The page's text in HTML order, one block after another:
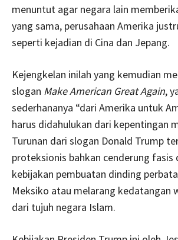
menuntut agar negara lain
yang sama, perusahaan Amerika
seperti kejadian di Cina dan Jepang.
Kejengkelan inilah yang kemudian
slogan Make American Great Again,
sederhananya “dari Amerika untuk
harus didahulukan dari kepentingan
Turunan dari slogan Donald Trump
proteksionis bahkan cenderung fasis
kebijakan pembuatan dinding
Meksiko atau melarang kedatangan
dari tujuh negara Islam.